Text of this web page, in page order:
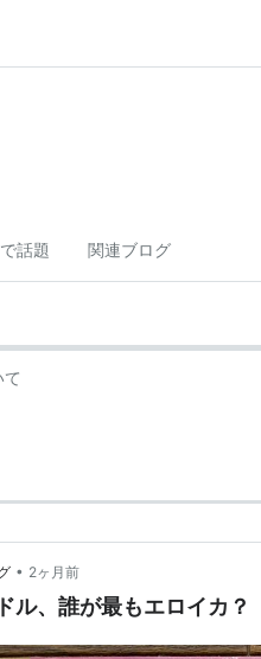
話題 関連ブログ
• 2ヶ月前
ル、誰が最もエロイカ？